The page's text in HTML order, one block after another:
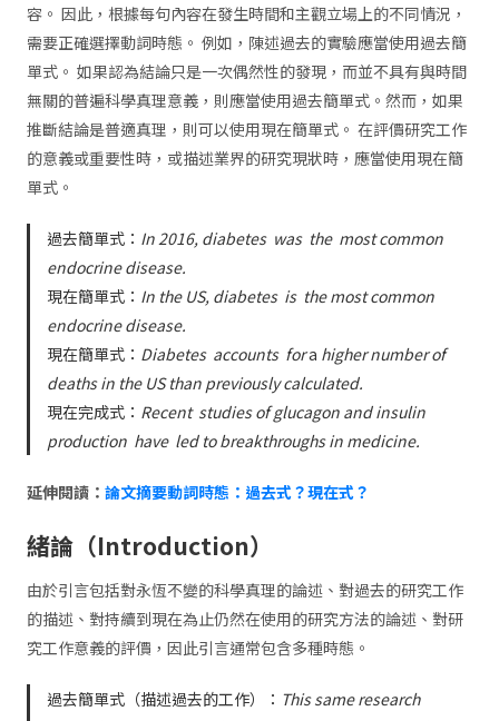
容。 因此，根據每句內容在發生時間和主觀立場上的不同情況，
需要正確選擇動詞時態。 例如，陳述過去的實驗應當使用過去簡
單式。 如果認為結論只是一次偶然性的發現，而並不具有與時間
無關的普遍科學真理意義，則應當使用過去簡單式。然而，如果
推斷結論是普適真理，則可以使用現在簡單式。 在評價研究工作
的意義或重要性時，或描述業界的研究現狀時，應當使用現在簡
單式。
過去簡單式： In 2016, diabetes was the most common
endocrine disease.
現在簡單式： In the US, diabetes is the most common
endocrine disease.
現在簡單式： Diabetes accounts fora higher number of
deaths in the US than previously calculated.
現在完成式： Recent studies of glucagon and insulin
production have led to breakthroughs in medicine.
延伸閱讀： 論文摘要動詞時態：過去式？現在式？
緒論（Introduction）
由於引言包括對永恆不變的科學真理的論述、對過去的研究工作
的描述、對持續到現在為止仍然在使用的研究方法的論述、對研
究工作意義的評價，因此引言通常包含多種時態。
過去簡單式（描述過去的工作）： This same research